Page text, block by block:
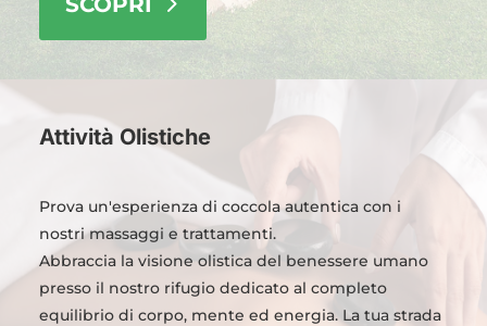
Attività Olistiche
Prova un'esperienza di coccola autentica con i
nostri massaggi e trattamenti.
Abbraccia la visione olistica del benessere umano
presso il nostro rifugio dedicato al completo
equilibrio di corpo, mente ed energia. La tua strada